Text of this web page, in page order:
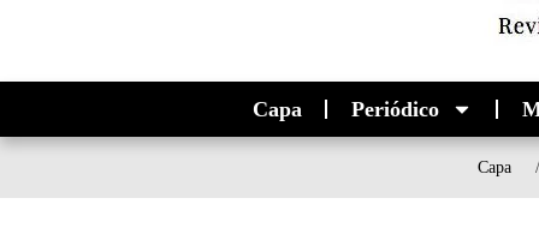
Capa Periódico
Capa /